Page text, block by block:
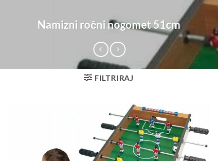
Namizni ročni nogomet 51cm
FILTRIRAJ